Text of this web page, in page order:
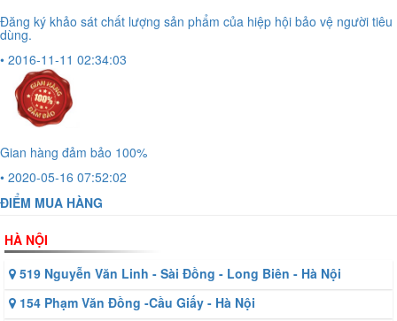
Đăng ký khảo sát chất lượng sản phẩm của hiệp hội bảo vệ người tiêu
dùng.
• 2016-11-11 02:34:03
Gian hàng đảm bảo 100%
• 2020-05-16 07:52:02
ĐIỂM MUA HÀNG
HÀ NỘI
519 Nguyễn Văn Linh - Sài Đồng - Long Biên - Hà Nội
154 Phạm Văn Đồng -Cầu Giấy - Hà Nội